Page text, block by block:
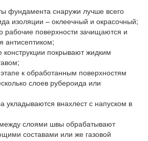
фундамента снаружи лучше всего
изоляции – оклеечный и окрасочный;
рабочие поверхности зачищаются и
антисептиком;
покрывают жидким
к обработанным поверхностям
слоев рубероида или
укладываются внахлест с напуском в
слоями швы обрабатывают
составами или же газовой